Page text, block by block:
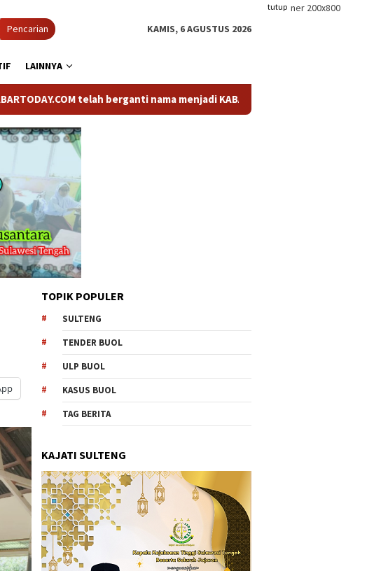
tutup
Pencarian KAMIS, 6 AGUSTUS 2026
LAINNYA
telah berganti nama menjadi KABARTODAY.ID. Untuk layanan Informasi,
TOPIK POPULER
SULTENG
TENDER BUOL
ULP BUOL
KASUS BUOL
TAG BERITA
KAJATI SULTENG